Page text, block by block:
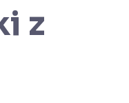
z